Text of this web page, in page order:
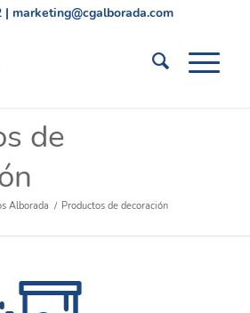
| marketing@cgalborada.com
de
Alborada / Productos de decoración